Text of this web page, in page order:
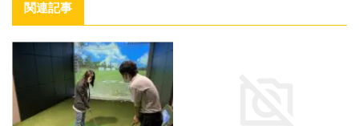
関連記事